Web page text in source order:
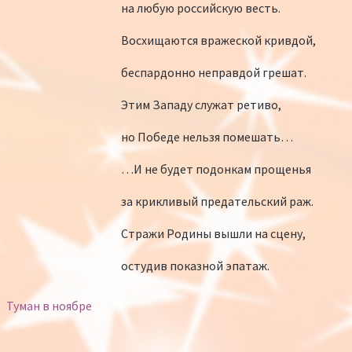
на любую российскую весть.
Восхищаются вражеской кривдой,
беспардонно неправдой грешат.
Этим Западу служат ретиво,
но Победе нельзя помешать…
…И не будет подонкам прощенья
за крикливый предательский раж.
Стражи Родины вышли на сцену,
остудив показной эпатаж.
Туман в ноябре